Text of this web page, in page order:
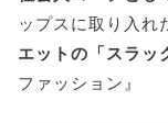
ップスに取り入れ
エットの「スラッ
ファッション』